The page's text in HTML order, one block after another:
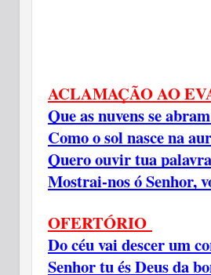
ACLAMAÇÃO AO
Que as nuvens se
Como o sol nasce na
Quero ouvir tua palavra
Mostrai-nos ó Senhor,
OFERTÓRIO
Do céu vai descer um
Senhor tu és Deus da